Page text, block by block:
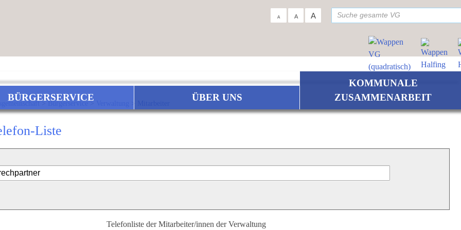
A A A
BÜRGERSERVICE ÜBER UNS
KOMMUNALE
ZUSAMMENARBEIT
>Bürgerservice>
Liste
Telefonliste der Mitarbeiter/innen der Verwaltung